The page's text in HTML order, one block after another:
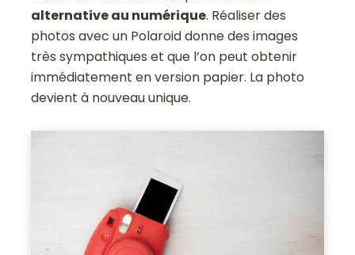
alternative au numérique. Réaliser des
photos avec un Polaroid donne des images
très sympathiques et que l’on peut obtenir
immédiatement en version papier. La photo
devient à nouveau unique.